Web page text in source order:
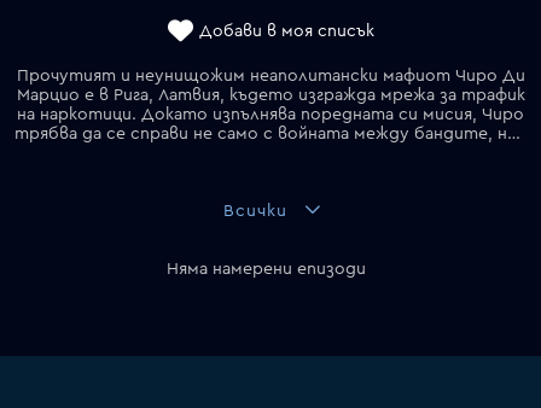
Добави в моя списък
Прочутият и неунищожим неаполитански мафиот Чиро Ди
Марцио е в Рига, Латвия, където изгражда мрежа за трафик
на наркотици. Докато изпълнява поредната си мисия, Чиро
трябва да се справи не само с войната между бандите, но и с опустошителните спомени от детството си на сирак в жестокия подземен свят на Неапол.
Всички
Няма намерени епизоди